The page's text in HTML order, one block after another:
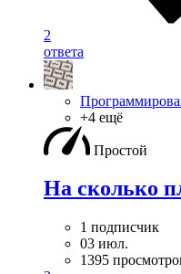
2
ответа
+4 ещё
Простой
На сколько
1 подписчик
03 июл.
1395